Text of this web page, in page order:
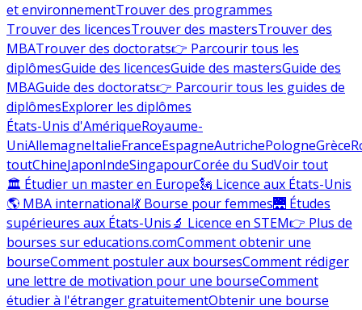
et environnementTrouver des programmes
Trouver des licencesTrouver des mastersTrouver des
MBATrouver des doctorats👉 Parcourir tous les
diplômesGuide des licencesGuide des mastersGuide des
MBAGuide des doctorats👉 Parcourir tous les guides de
diplômesExplorer les diplômes
États-Unis d'AmériqueRoyaume-
UniAllemagneItalieFranceEspagneAutrichePologneGrèce
toutChineJaponIndeSingapourCorée du SudVoir tout
🏛 Étudier un master en Europe🗽 Licence aux États-Unis
🌎 MBA international💃 Bourse pour femmes🌉 Études
supérieures aux États-Unis🔬 Licence en STEM👉 Plus de
bourses sur educations.comComment obtenir une
bourseComment postuler aux boursesComment rédiger
une lettre de motivation pour une bourseComment
étudier à l'étranger gratuitementObtenir une bourse